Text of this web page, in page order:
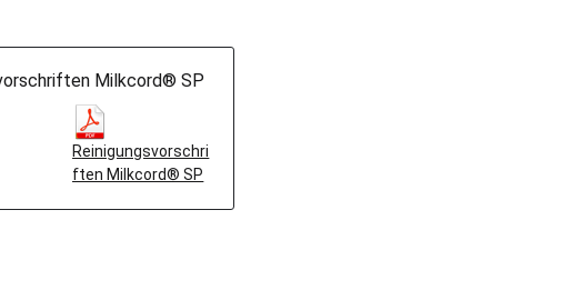
Milkcord® SP
Reinigungsvorschri
ften Milkcord® SP